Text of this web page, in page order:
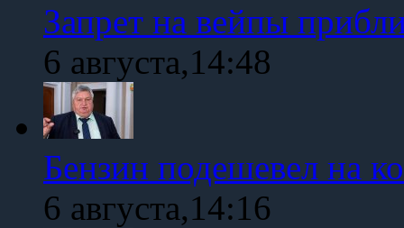
Запрет на вейпы
6 августа,14:48
Бензин подешевел на
6 августа,14:16